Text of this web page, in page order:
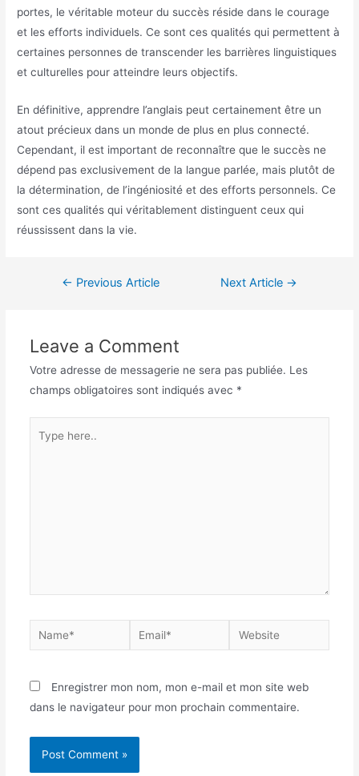
portes, le véritable moteur du succès réside dans le courage
et les efforts individuels. Ce sont ces qualités qui permettent à
certaines personnes de transcender les barrières linguistiques
et culturelles pour atteindre leurs objectifs.
En définitive, apprendre l’anglais peut certainement être un
atout précieux dans un monde de plus en plus connecté.
Cependant, il est important de reconnaître que le succès ne
dépend pas exclusivement de la langue parlée, mais plutôt de
la détermination, de l’ingéniosité et des efforts personnels. Ce
sont ces qualités qui véritablement distinguent ceux qui
réussissent dans la vie.
← Previous Article Next Article →
Leave a Comment
Votre adresse de messagerie ne sera pas publiée. Les
champs obligatoires sont indiqués avec *
Enregistrer mon nom, mon e-mail et mon site web
dans le navigateur pour mon prochain commentaire.